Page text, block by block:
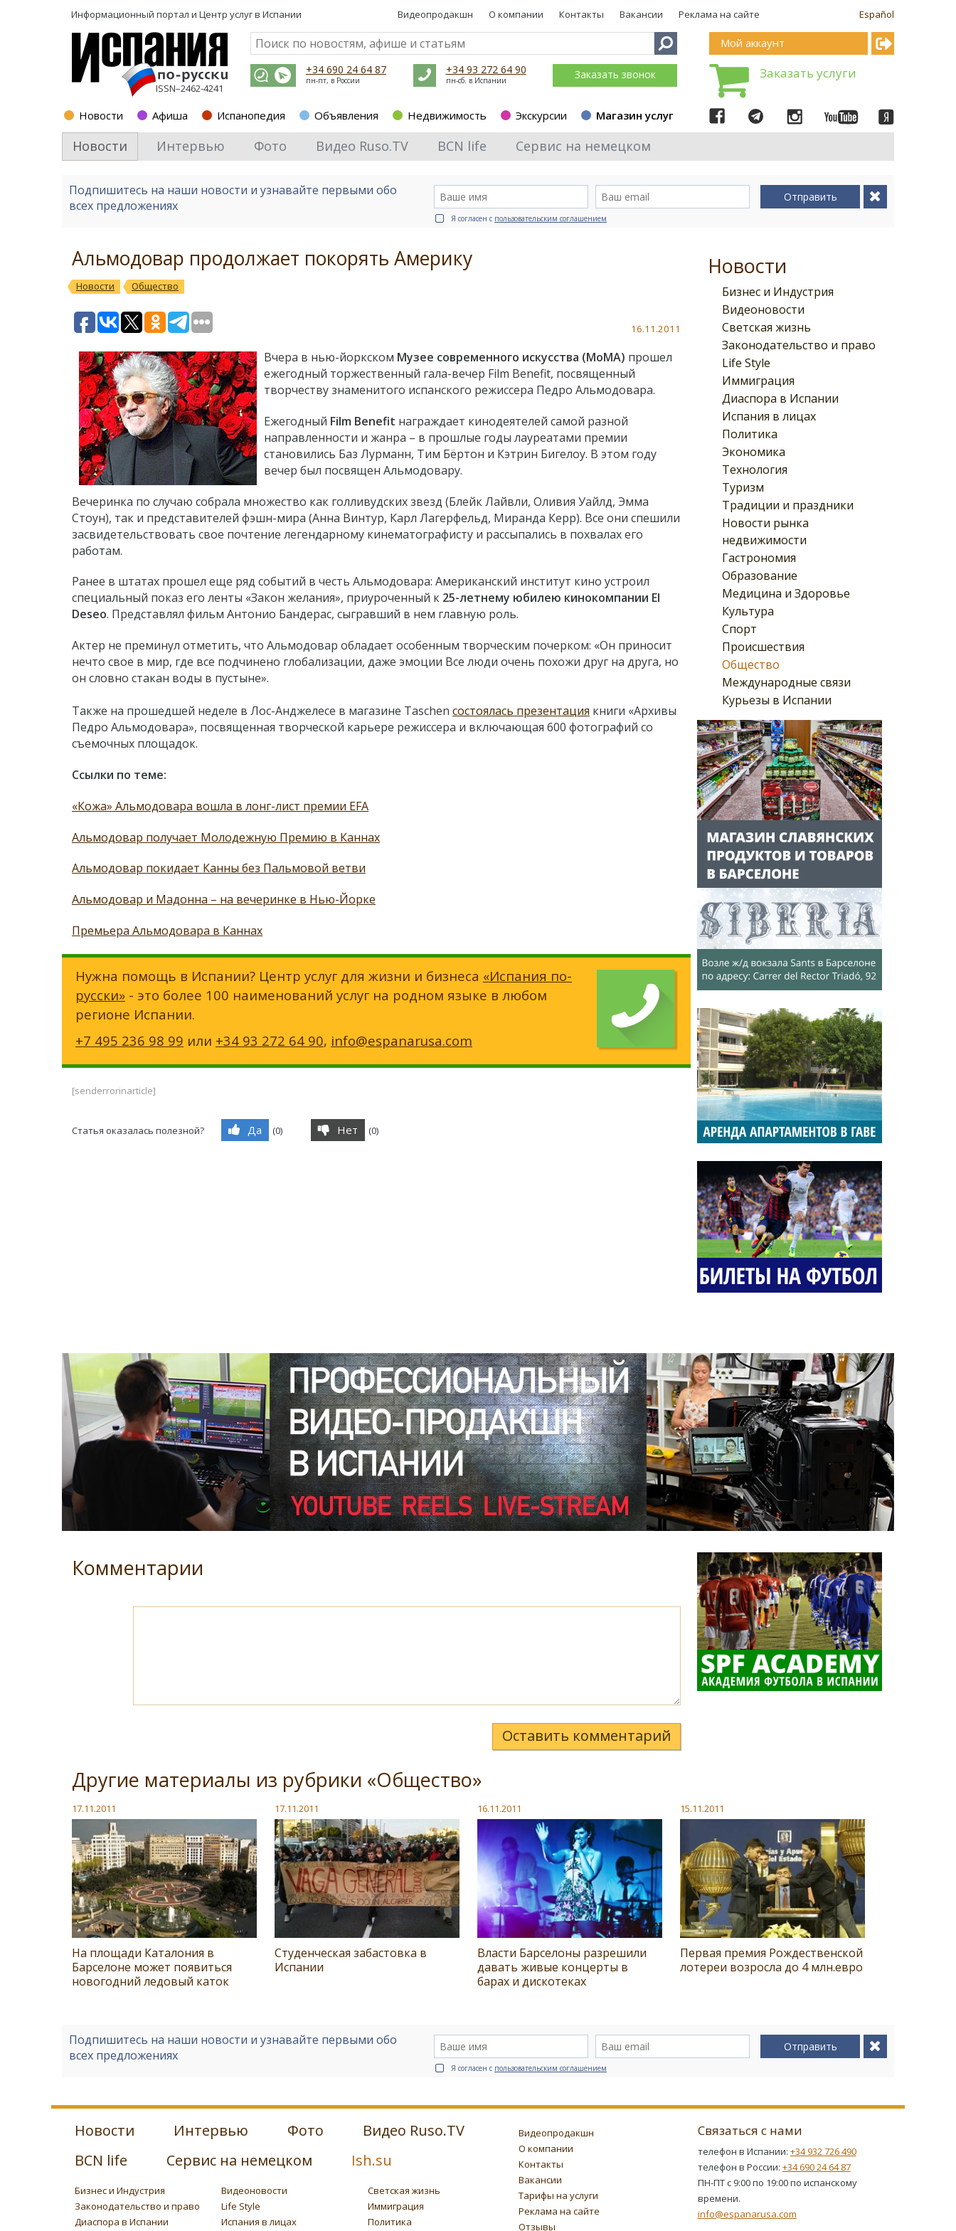
Информационный портал и Центр услуг в Испании Español
Видеопродакшн О компании Контакты Вакансии Реклама на сайте
ISSN–2462-4241
+34 690 24 64 87
пн-пт, в России
+34 93 272 64 90
пн-сб. в Испании Заказать звонок
Новости Афиша Испанопедия Объявления Недвижимость Экскурсии Магазин услуг
Мой аккаунт
Заказать услуги
Новости Интервью Фото Видео Ruso.TV BCN life Сервис на немецком
Подпишитесь на наши новости и узнавайте первыми обо
всех предложениях
Отправить
Я согласен с пользовательским соглашением
Новости
Бизнес и Индустрия
Видеоновости
Светская жизнь
Законодательство и право
Life Style
Иммиграция
Диаспора в Испании
Испания в лицах
Политика
Экономика
Технология
Туризм
Традиции и праздники
Новости рынка
недвижимости
Гастрономия
Образование
Медицина и Здоровье
Культура
Спорт
Происшествия
Общество
Международные связи
Курьезы в Испании
Альмодовар продолжает покорять Америку
Новости Общество
16.11.2011
Вчера в нью-йоркском Музее современного искусства (MoMA) прошел
ежегодный торжественный гала-вечер Film Benefit, посвященный
творчеству знаменитого испанского режиссера Педро Альмодовара.
Ежегодный Film Benefit награждает кинодеятелей самой разной
направленности и жанра – в прошлые годы лауреатами премии
становились Баз Лурманн, Тим Бёртон и Кэтрин Бигелоу. В этом году
вечер был посвящен Альмодовару.
Вечеринка по случаю собрала множество как голливудских звезд (Блейк Лайвли, Оливия Уайлд, Эмма
Стоун), так и представителей фэшн-мира (Анна Винтур, Карл Лагерфельд, Миранда Керр). Все они спешили
засвидетельствовать свое почтение легендарному кинематографисту и рассыпались в похвалах его
работам.
Ранее в штатах прошел еще ряд событий в честь Альмодовара: Американский институт кино устроил
специальный показ его ленты «Закон желания», приуроченный к 25-летнему юбилею кинокомпании El
Deseo. Представлял фильм Антонио Бандерас, сыгравший в нем главную роль.
Актер не преминул отметить, что Альмодовар обладает особенным творческим почерком: «Он приносит
нечто свое в мир, где все подчинено глобализации, даже эмоции Все люди очень похожи друг на друга, но
он словно стакан воды в пустыне».
Также на прошедшей неделе в Лос-Анджелесе в магазине Taschen состоялась презентация книги «Архивы
Педро Альмодовара», посвященная творческой карьере режиссера и включающая 600 фотографий со
съемочных площадок.
Ссылки по теме:
«Кожа» Альмодовара вошла в лонг-лист премии EFA
Альмодовар получает Молодежную Премию в Каннах
Альмодовар покидает Канны без Пальмовой ветви
Альмодовар и Мадонна – на вечеринке в Нью-Йорке
Премьера Альмодовара в Каннах
Нужна помощь в Испании? Центр услуг для жизни и бизнеса «Испания по-
русски» - это более 100 наименований услуг на родном языке в любом
регионе Испании.
+7 495 236 98 99 или +34 93 272 64 90, info@espanarusa.com
[senderrorinarticle]
Статья оказалась полезной? Да (0) Нет (0)
Комментарии
Оставить комментарий
Другие материалы из рубрики «Общество»
17.11.2011
На площади Каталония в
Барселоне может появиться
новогодний ледовый каток
17.11.2011
Студенческая забастовка в
Испании
16.11.2011
Власти Барселоны разрешили
давать живые концерты в
барах и дискотеках
15.11.2011
Первая премия Рождественской
лотереи возросла до 4 млн.евро
Подпишитесь на наши новости и узнавайте первыми обо
всех предложениях
Отправить
Я согласен с пользовательским соглашением
Новости Интервью Фото
Видео Ruso.TV
BCN life
Сервис на немецком Ish.su
Бизнес и Индустрия Видеоновости
Светская жизнь
Законодательство и право
Life Style
Иммиграция
Диаспора в Испании
Испания в лицах
Политика
Видеопродакшн
О компании
Контакты
Вакансии
Тарифы на услуги
Реклама на сайте
Отзывы
Связаться с нами
телефон в Испании: +34 932 726 490
телефон в России: +34 690 24 64 87
ПН-ПТ с 9:00 по 19:00 по испанскому
времени.
info@espanarusa.com